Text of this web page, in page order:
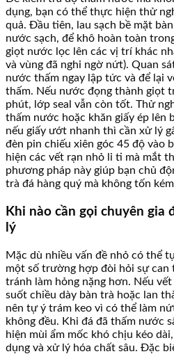
dụng, bạn có thể thực hiện thử
quả. Đầu tiên, lau sạch bề mặt
nước sạch, để khô hoàn toàn
giọt nước lọc lên các vị trí khác
và vùng đã nghi ngờ nứt). Quan
nước thấm ngay lập tức và để lại
thấm. Nếu nước đọng thành giọt
phút, lớp seal vẫn còn tốt. Thử
thấm nước hoặc khăn giấy ép lên
nếu giấy ướt nhanh thì cần xử lý
đèn pin chiếu xiên góc 45 độ vào
hiện các vết rạn nhỏ li ti mà mắt
phương pháp này giúp bạn chủ
trà đá hàng quý mà không tốn
Khi nào cần gọi chuyên gia
lý
Mặc dù nhiều vấn đề nhỏ có thể
một số trường hợp đòi hỏi sự can
tránh làm hỏng nặng hơn. Nếu
suốt chiều dày bàn trà hoặc lan
nên tự ý trám keo vì có thể làm
không đều. Khi đá đã thấm nước
hiện mùi ẩm mốc khó chịu kéo
dụng và xử lý hóa chất sâu. Đặc